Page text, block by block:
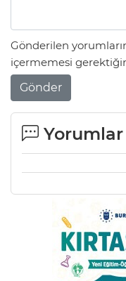
Gönderilen
içermemesi
Gönder
Yorumlar